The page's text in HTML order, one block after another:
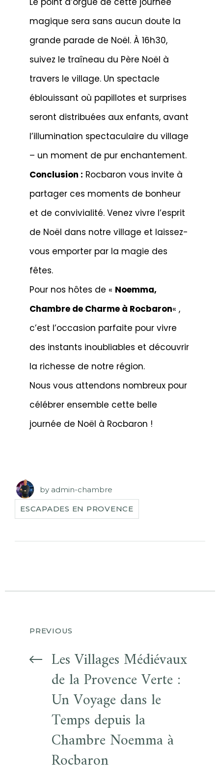
magique sera sans aucun doute la
grande parade de Noël. À 16h30,
suivez le traîneau du Père Noël à
travers le village. Un spectacle
éblouissant où papillotes et surprises
seront distribuées aux enfants, avant
l’illumination spectaculaire du village
– un moment de pur enchantement.
Conclusion : Rocbaron vous invite à
partager ces moments de bonheur
et de convivialité. Venez vivre l’esprit
de Noël dans notre village et laissez-
vous emporter par la magie des
fêtes.
Pour nos hôtes de « Noemma,
Chambre de Charme à Rocbaron« ,
c’est l’occasion parfaite pour vivre
des instants inoubliables et découvrir
la richesse de notre région.
Nous vous attendons nombreux pour
célébrer ensemble cette belle
journée de Noël à Rocbaron !
by admin-chambre
ESCAPADES EN PROVENCE
PREVIOUS
Les Villages Médiévaux
de la Provence Verte :
Un Voyage dans le
Temps depuis la
Chambre Noemma à
Rocbaron